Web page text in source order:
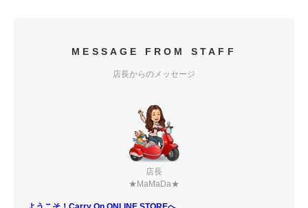
MESSAGE FROM STAFF
店長からのメッセージ
店長
★MaMaDa★